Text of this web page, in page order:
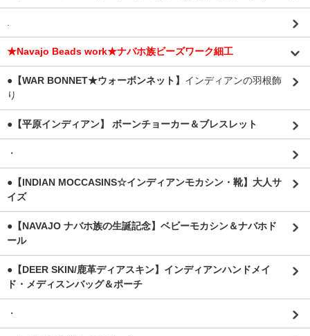
.
★Navajo Beads work★ナバホ族ビーズワーク細工
●【WAR BONNET★ウォーボンネット】 インディアンの羽根飾
り
●【平原インディアン】 ボーンチョーカー＆ブレスレット
・
●【INDIAN MOCCASINS☆インディアンモカシン・靴】大人サ
イズ
●【NAVAJO ナバホ族の生誕記念】ベビーモカシン＆ナバホド
ール
●【DEER SKIN/鹿革ディアスキン】インディアンハンドメイ
ド・メディスンバッグ＆ポーチ
・